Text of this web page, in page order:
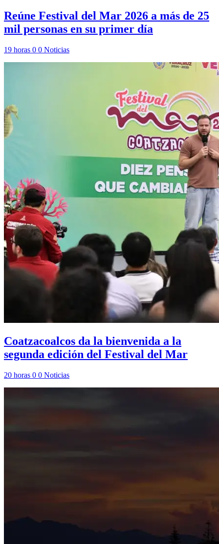
Reúne Festival del Mar 2026 a más de 25
mil personas en su primer día
19 horas 0 0 Noticias
Coatzacoalcos da la bienvenida a la
segunda edición del Festival del Mar
20 horas 0 0 Noticias